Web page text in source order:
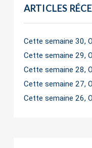
ARTICLES
Cette semaine 30,
Cette semaine 29,
Cette semaine 28,
Cette semaine 27,
Cette semaine 26,